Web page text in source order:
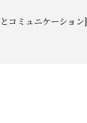
コミュニケーション]